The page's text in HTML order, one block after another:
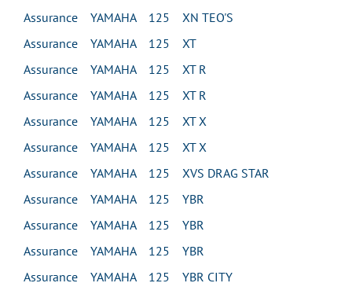
Assurance YAMAHA 125 XN TEO'S
Assurance YAMAHA 125 XT
Assurance YAMAHA 125 XT R
Assurance YAMAHA 125 XT R
Assurance YAMAHA 125 XT X
Assurance YAMAHA 125 XT X
Assurance YAMAHA 125 XVS DRAG STAR
Assurance YAMAHA 125 YBR
Assurance YAMAHA 125 YBR
Assurance YAMAHA 125 YBR
Assurance YAMAHA 125 YBR CITY